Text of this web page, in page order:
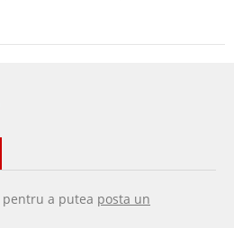
pentru a putea posta un